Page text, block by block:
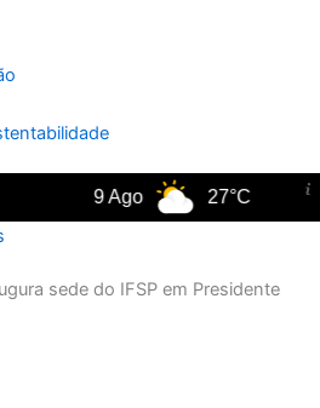
9 Ago 27°C
sede do IFSP em Presidente